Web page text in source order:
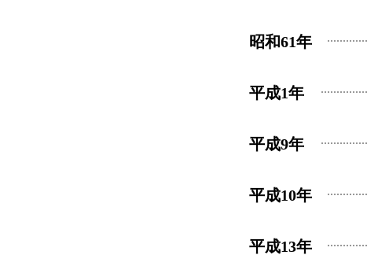
昭和61年
平成1年
平成9年
平成10年
平成13年